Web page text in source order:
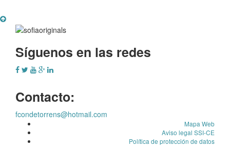
Síguenos en las redes
Contacto:
fcondetorrens@hotmail.com
Mapa Web
Aviso legal SSI-CE
Política de protección de datos